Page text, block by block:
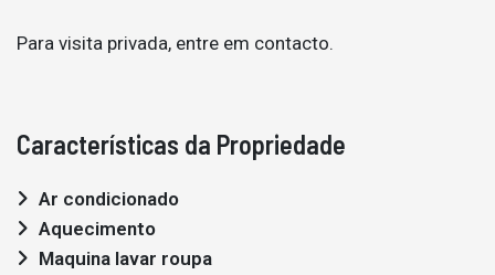
Para visita privada, entre em contacto.
Características da Propriedade
Ar condicionado
Aquecimento
Maquina lavar roupa